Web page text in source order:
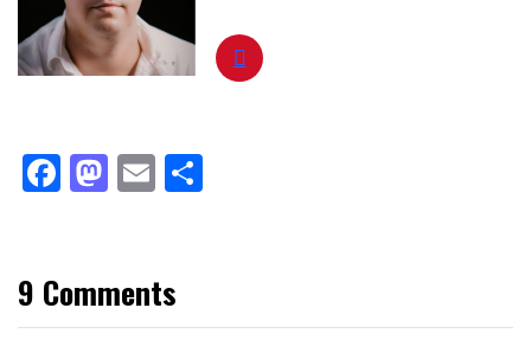
Facebook
Mastodon
Email
9 Comments